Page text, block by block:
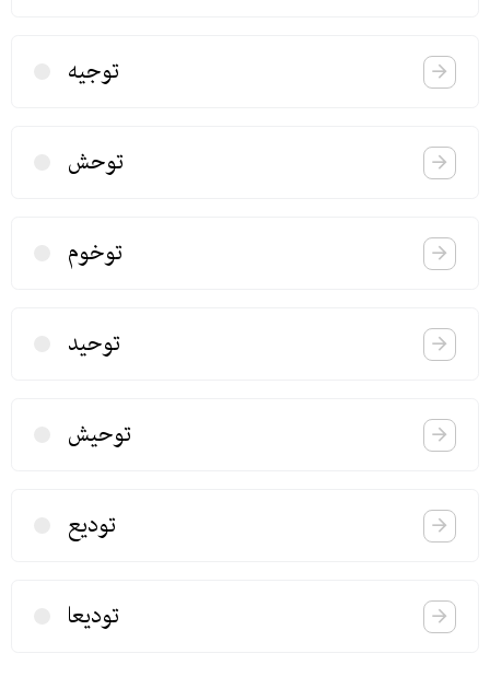
توجیه
توحش
توخوم
توحید
توحیش
تودیع
تودیعا